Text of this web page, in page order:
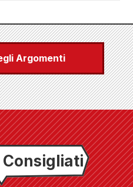
Argomenti